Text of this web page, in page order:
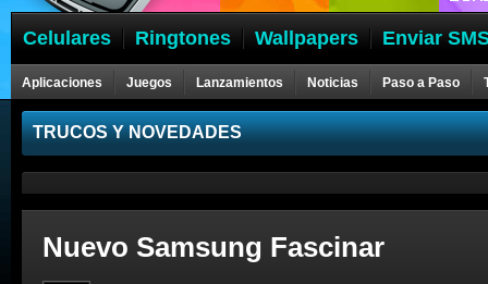
Celulares Ringtones Wallpapers Enviar
Aplicaciones Juegos Lanzamientos Noticias Paso a Paso
Celulares
TRUCOS Y NOVEDADES
Nuevo Samsung Fascinar